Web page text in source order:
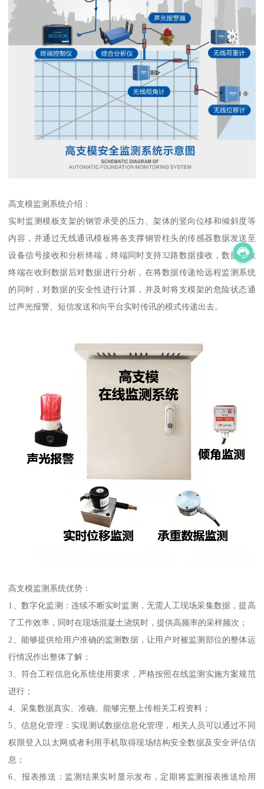
高支模监测系统介绍：
实时监测模板支架的钢管承受的压力、架体的竖向位移和倾斜度等
内容，并通过无线通讯模板将各支撑钢管柱头的传感器数据发送至
设备信号接收和分析终端，终端同时支持32路数据接收，数据接收
终端在收到数据后对数据进行分析，在将数据传递给远程监测系统
的同时，对数据的安全性进行计算，并及时将支模架的危险状态通
过声光报警、短信发送和向平台实时传讯的模式传递出去。
高支模监测系统优势：
1、数字化监测：连续不断实时监测，无需人工现场采集数据，提高
了工作效率，同时在现场混凝土浇筑时，提供高频率的采样频次；
2、能够提供给用户准确的监测数据，让用户对被监测部位的整体运
行情况作出整体了解；
3、符合工程信息化系统使用要求，严格按照在线监测实施方案规范
进行；
4、采集数据真实、准确。能够完整上传相关工程资料；
5、信息化管理：实现测试数据信息化管理，相关人员可以通过不同
权限登入以太网或者利用手机取得现场结构安全数据及安全评估信
息；
6、报表推送：监测结果实时显示发布，定期将监测报表推送给用